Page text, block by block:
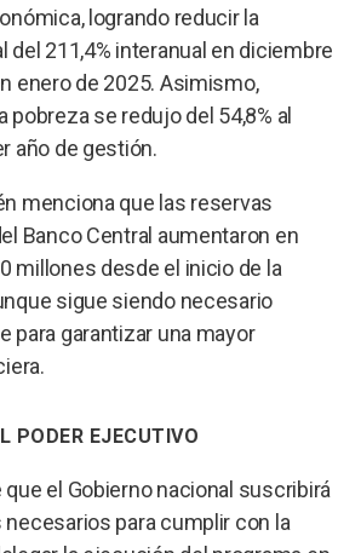
logrando reducir la
del 211,4% interanual en diciembre
enero de 2025. Asimismo,
pobreza se redujo del 54,8% al
año de gestión.
menciona que las reservas
Banco Central aumentaron en
millones desde el inicio de la
sigue siendo necesario
para garantizar una mayor
PODER EJECUTIVO
que el Gobierno nacional suscribirá
para cumplir con la